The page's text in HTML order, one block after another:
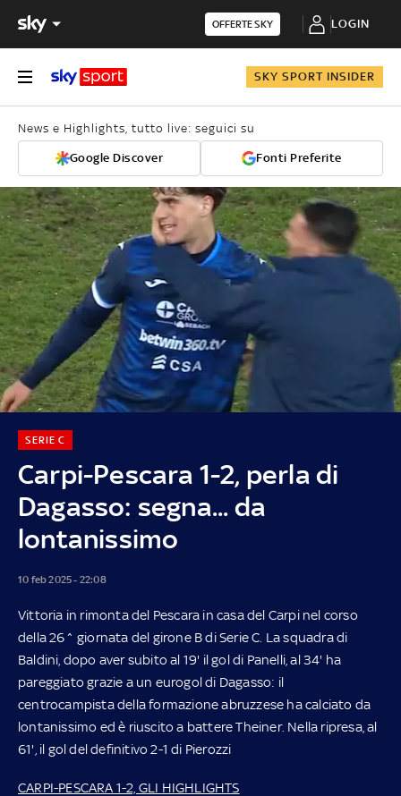
OFFERTE SKY LOGIN
SKY SPORT INSIDER
News e Highlights, tutto live: seguici su
Google Discover Fonti Preferite
Carpi-Pescara 1-2, perla di
Dagasso: segna... da
lontanissimo
SERIE C
10 feb 2025 - 22:08
Vittoria in rimonta del Pescara in casa del Carpi nel corso
della 26^ giornata del girone B di Serie C. La squadra di
Baldini, dopo aver subito al 19' il gol di Panelli, al 34' ha
pareggiato grazie a un eurogol di Dagasso: il
centrocampista della formazione abruzzese ha calciato da
lontanissimo ed è riuscito a battere Theiner. Nella ripresa, al
61', il gol del definitivo 2-1 di Pierozzi
CARPI-PESCARA 1-2, GLI HIGHLIGHTS